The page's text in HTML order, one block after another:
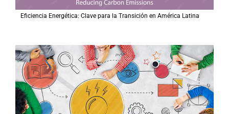
Eficiencia Energética: Clave para la Transición en América Latina